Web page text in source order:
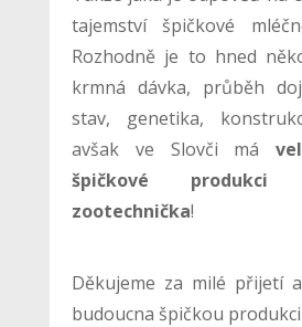
tajemství špičkové
Rozhodně je to hned
krmná dávka, průběh
stav, genetika,
avšak ve Slovči má
špičkové produkci
zootechnička!
Děkujeme za milé přijetí
budoucna špičkou